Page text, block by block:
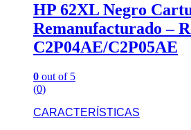
HP 62XL Negro
Remanufacturado –
C2P04AE/C2P05AE
0 out of 5
(0)
CARACTERÍSTICAS